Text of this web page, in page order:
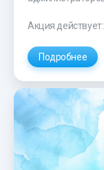
Акция действует:
Подробнее